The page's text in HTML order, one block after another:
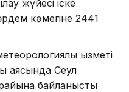
жүйесі іске
көмегіне 2441
қызметі
аясында Сеул
байланысты